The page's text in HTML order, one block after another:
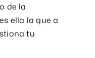
de la
ella la que a
tu